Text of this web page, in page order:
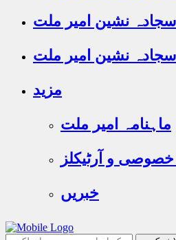
نشین امیر ملت
نشین امیر ملت
مزید
ماہنامہ امیر ملت
و آرٹیکلز
خبریں